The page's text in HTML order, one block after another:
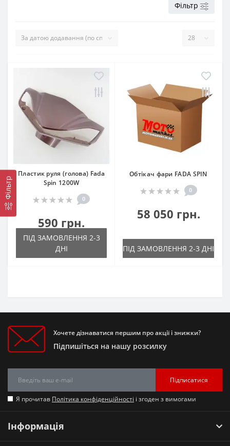
Фільтр
Фільтр
Пластик руля (голова) Fada
Spin 1200W
0
590 грн.
ПІД ЗАМОВЛЕННЯ 2-3
ДНІ
Обтікач фари FADA SPIN
0
58 050 грн.
ПІД ЗАМОВЛЕННЯ 2-3 ДНІ
Хочете дізнаватися першим про акції і знижки?
Підпишіться на нашу розсилку
Підписатися
Я прочитав Політика конфіденційності і згоден з вимогами
Інформація